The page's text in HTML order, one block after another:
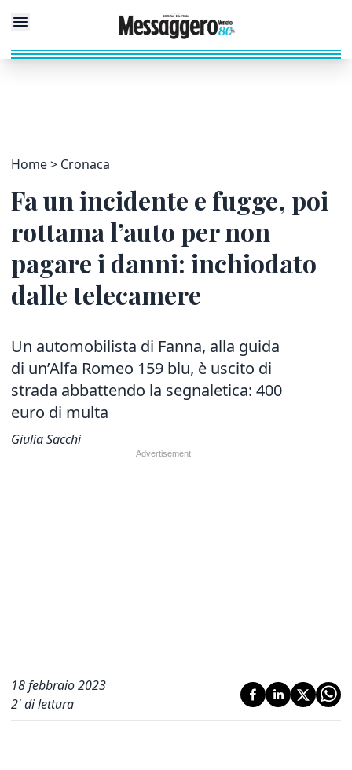
Home Cronaca
Fa un incidente e fugge, poi
rottama l’auto per non
pagare i danni: inchiodato
dalle telecamere
Un automobilista di Fanna, alla guida
di un’Alfa Romeo 159 blu, è uscito di
strada abbattendo la segnaletica: 400
euro di multa
Giulia Sacchi
18 febbraio 2023
2' di lettura